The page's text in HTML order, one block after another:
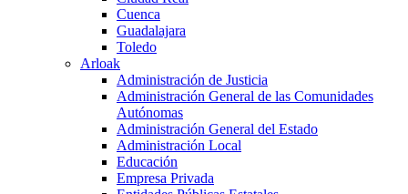
Cuenca
Guadalajara
Toledo
Arloak
Administración de Justicia
Administración General de las Comunidades
Autónomas
Administración General del Estado
Administración Local
Educación
Empresa Privada